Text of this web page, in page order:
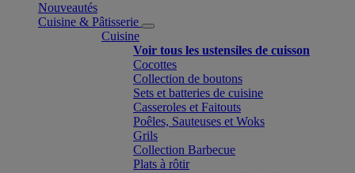
Nouveautés
Cuisine & Pâtisserie
Cuisine
Voir tous les ustensiles de cuisson
Cocottes
Collection de boutons
Sets et batteries de cuisine
Casseroles et Faitouts
Poêles, Sauteuses et Woks
Grils
Collection Barbecue
Plats à rôtir